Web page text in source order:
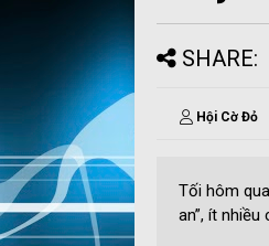
SHARE:
Hội Cờ Đỏ
Tối hôm
an”, ít